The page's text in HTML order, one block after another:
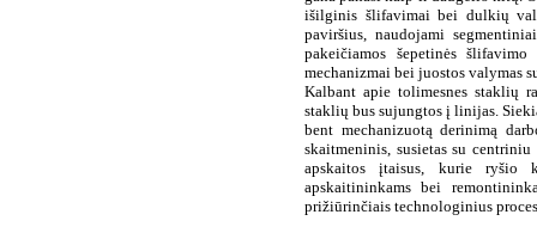
išilginis šlifavimai bei dulkių
paviršius, naudojami
pakeičiamos šepetinės
mechanizmai bei juostos valymas
Kalbant apie tolimesnes staklių
staklių bus sujungtos į linijas.
bent mechanizuotą derinimą
skaitmeninis, susietas su
apskaitos įtaisus, kurie ryšio
apskaitininkams bei
prižiūrinčiais technologinius